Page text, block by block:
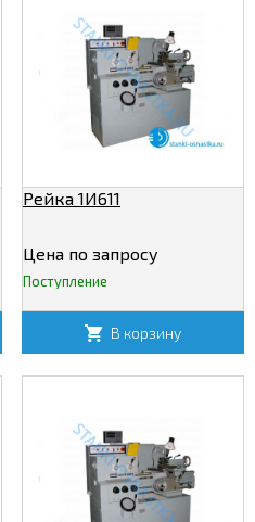
Рейка 1И611
Цена по запросу
Поступление
В корзину